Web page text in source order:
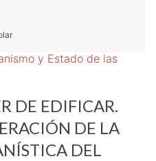
y Estado de las
DE EDIFICAR.
DE LA
DEL